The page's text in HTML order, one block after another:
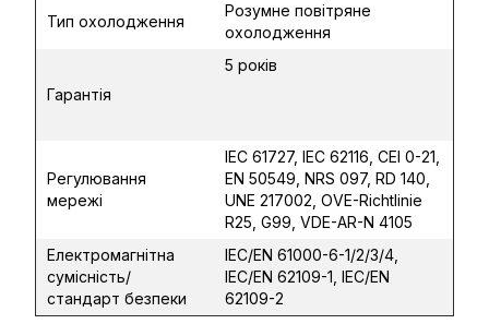
Тип охолодження
Розумне повітряне
охолодження
Гарантія
5 років
Регулювання
мережі
IEC 61727, IEC 62116, CEI 0-21,
EN 50549, NRS 097, RD 140,
UNE 217002, OVE-Richtlinie
R25, G99, VDE-AR-N 4105
Електромагнітна
сумісність/
стандарт безпеки
IEC/EN 61000-6-1/2/3/4,
IEC/EN 62109-1, IEC/EN
62109-2